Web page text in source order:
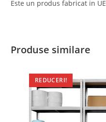
Este un produs fabricat in UE
Produse similare
REDUCERI!